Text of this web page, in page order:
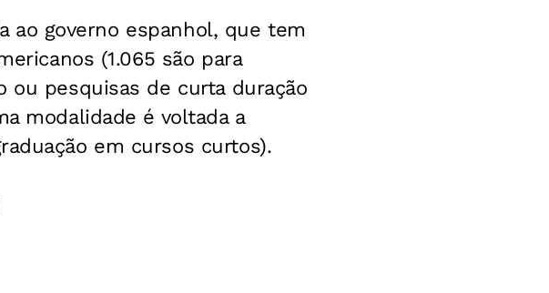
ao governo espanhol, que tem
(1.065 são para
ou pesquisas de curta duração
modalidade é voltada a
em cursos curtos).